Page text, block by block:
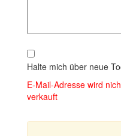
Halte mich über neue
E‑Mail‑Adresse wird
verkauft